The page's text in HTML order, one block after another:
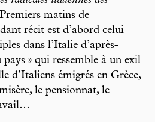
matins de
récit est d’abord celui
dans l’Italie d’après-
» qui ressemble à un exil
d’Italiens émigrés en Grèce,
le pensionnat, le